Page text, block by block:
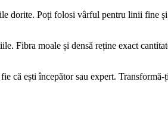
dorite. Poți folosi vârful pentru linii fine
Fibra moale și densă reține exact
că ești începător sau expert.